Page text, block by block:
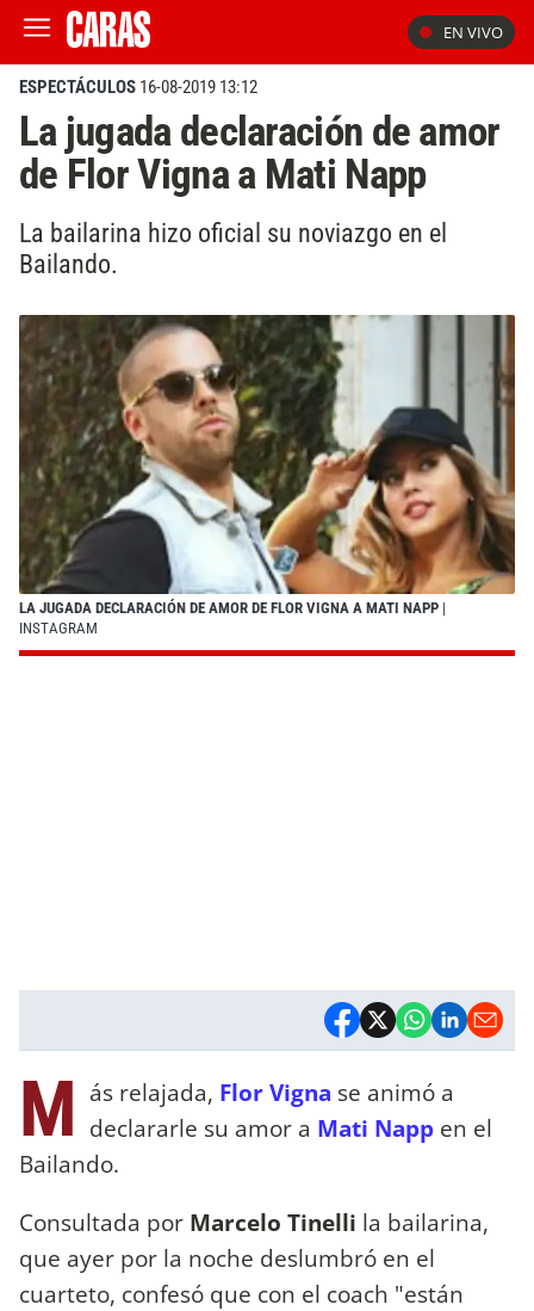
EN VIVO
ESPECTÁCULOS 16-08-2019 13:12
La jugada declaración de amor
de Flor Vigna a Mati Napp
La bailarina hizo oficial su noviazgo en el
Bailando.
LA JUGADA DECLARACIÓN DE AMOR DE FLOR VIGNA A MATI NAPP |
INSTAGRAM
M ás relajada, Flor Vigna se animó a
declararle su amor a Mati Napp en el
Bailando.
Consultada por Marcelo Tinelli la bailarina,
que ayer por la noche deslumbró en el
cuarteto, confesó que con el coach "están